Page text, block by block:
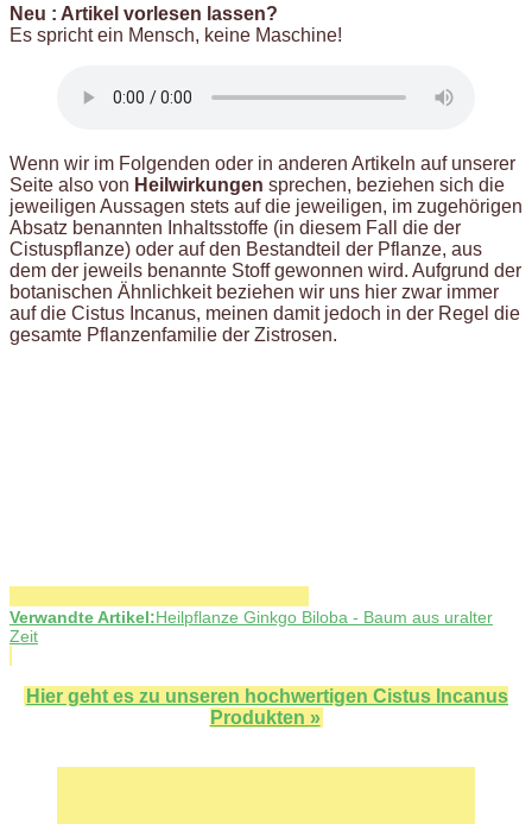
Neu : Artikel vorlesen lassen?
Es spricht ein Mensch, keine Maschine!
Wenn wir im Folgenden oder in anderen Artikeln auf unserer
Seite also von Heilwirkungen sprechen, beziehen sich die
jeweiligen Aussagen stets auf die jeweiligen, im zugehörigen
Absatz benannten Inhaltsstoffe (in diesem Fall die der
Cistuspflanze) oder auf den Bestandteil der Pflanze, aus
dem der jeweils benannte Stoff gewonnen wird. Aufgrund der
botanischen Ähnlichkeit beziehen wir uns hier zwar immer
auf die Cistus Incanus, meinen damit jedoch in der Regel die
gesamte Pflanzenfamilie der Zistrosen.
Verwandte Artikel:Heilpflanze Ginkgo Biloba - Baum aus uralter
Zeit
Hier geht es zu unseren hochwertigen Cistus Incanus
Produkten »